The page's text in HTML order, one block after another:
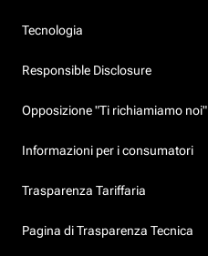
Tecnologia
Responsible Disclosure
Opposizione "Ti richiamiamo noi"
Informazioni per i consumatori
Trasparenza Tariffaria
Pagina di Trasparenza Tecnica